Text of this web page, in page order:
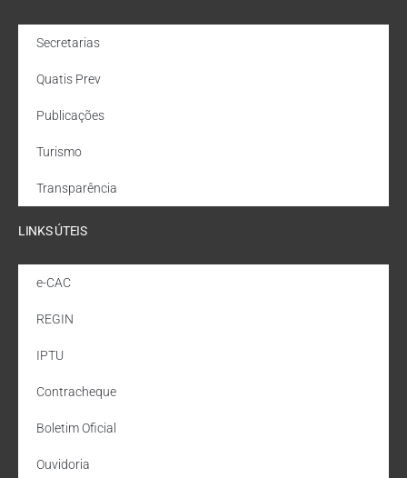
Secretarias
Quatis Prev
Publicações
Turismo
Transparência
LINKS ÚTEIS
e-CAC
REGIN
IPTU
Contracheque
Boletim Oficial
Ouvidoria